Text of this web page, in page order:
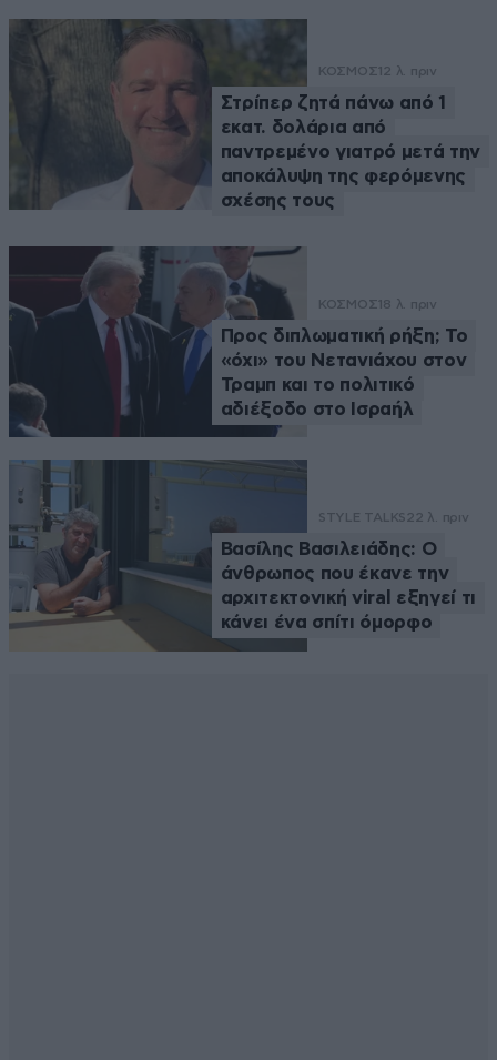
ΚΟΣΜΟΣ 12 λ. πριν
Στρίπερ ζητά πάνω από 1
εκατ. δολάρια από
παντρεμένο γιατρό μετά την
αποκάλυψη της φερόμενης
σχέσης τους
ΚΟΣΜΟΣ 18 λ. πριν
Προς διπλωματική ρήξη; Το
«όχι» του Νετανιάχου στον
Τραμπ και το πολιτικό
αδιέξοδο στο Ισραήλ
STYLE TALKS22 λ. πριν
Βασίλης Βασιλειάδης: Ο
άνθρωπος που έκανε την
αρχιτεκτονική viral εξηγεί τι
κάνει ένα σπίτι όμορφο